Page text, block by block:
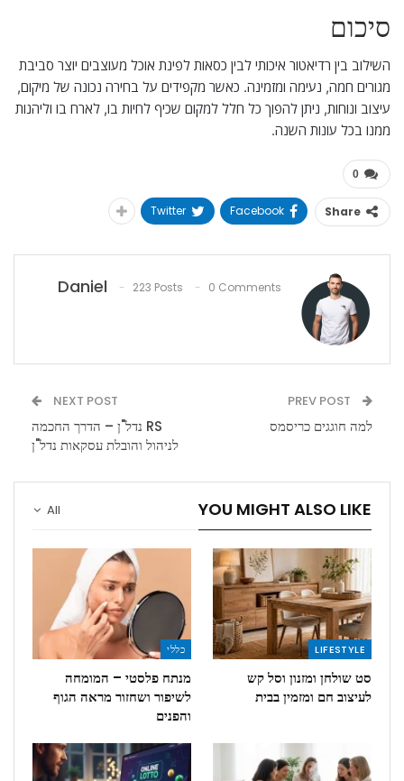
סיכום
השילוב בין רדיאטור איכותי לבין כסאות לפינת אוכל מעוצבים יוצר סביבת
מגורים חמה, נעימה ומזמינה. כאשר מקפידים על בחירה נכונה של מיקום,
עיצוב ונוחות, ניתן להפוך כל חלל למקום שכיף לחיות בו, לארח בו וליהנות
ממנו בכל עונות השנה.
0
Share
Facebook
Twitter
Daniel 223 Posts 0 Comments
למה חוגגים כריסמס
NEXT POST
RS נדל"ן – הדרך החכמה
לניהול והובלת עסקאות נדל"ן
All YOU MIGHT ALSO LIKE
LIFESTYLE
סט שולחן ומזנון וסל קש
לעיצוב חם ומזמין בבית
כללי
מנתח פלסטי – המומחה
לשיפור ושחזור מראה הגוף
והפנים